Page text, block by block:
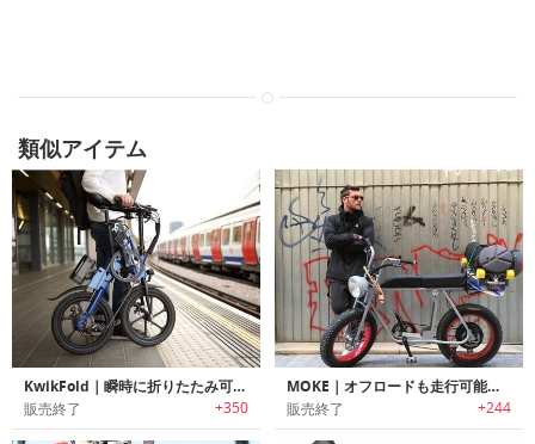
類似アイテム
KwikFold｜瞬時に折りたたみ可能なスマートデザインeバイク「クイックフォルド」
販売終了 +350
MOKE｜オフロードも走行可能なロングシート電動eバイク「モーク」
販売終了 +244